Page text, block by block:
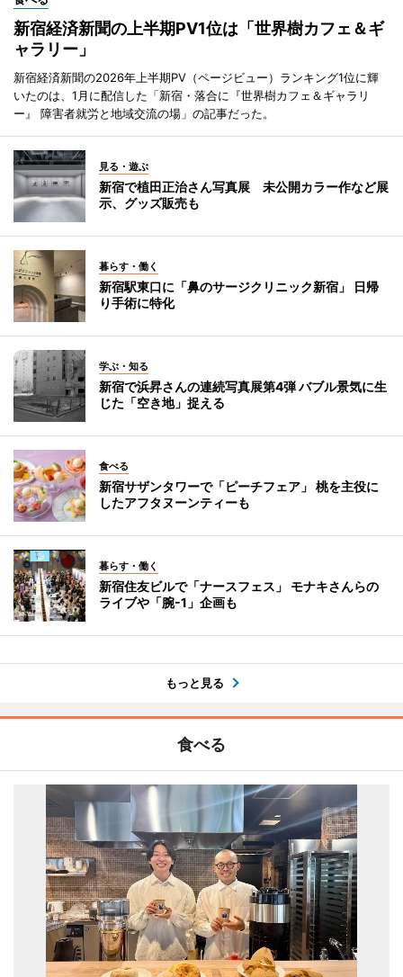
新宿経済新聞の上半期PV1位は「世界樹カフェ＆ギ
ャラリー」
新宿経済新聞の2026年上半期PV（ページビュー）ランキング1位に輝
いたのは、1月に配信した「新宿・落合に『世界樹カフェ＆ギャラリ
ー』 障害者就労と地域交流の場」の記事だった。
見る・遊ぶ
新宿で植田正治さん写真展 未公開カラー作など展
示、グッズ販売も
暮らす・働く
新宿駅東口に「鼻のサージクリニック新宿」 日帰
り手術に特化
学ぶ・知る
新宿で浜昇さんの連続写真展第4弾 バブル景気に生
じた「空き地」捉える
食べる
新宿サザンタワーで「ピーチフェア」 桃を主役に
したアフタヌーンティーも
暮らす・働く
新宿住友ビルで「ナースフェス」 モナキさんらの
ライブや「腕-1」企画も
もっと見る
食べる